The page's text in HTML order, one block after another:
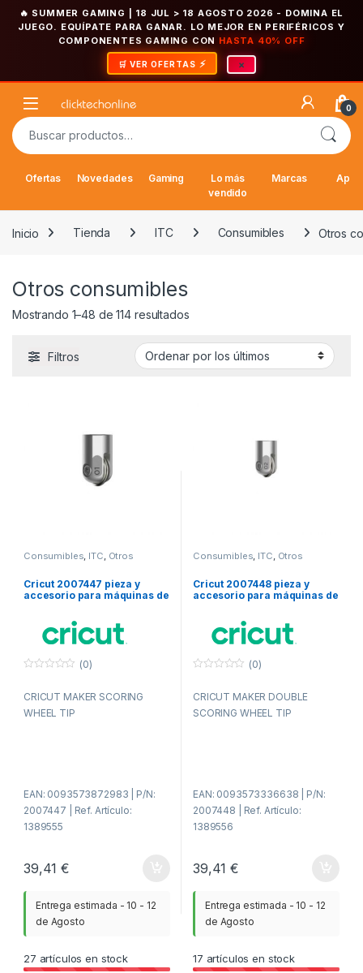
🔥 SUMMER GAMING | 18 JUL > 18 AGOSTO 2026 - DOMINA EL
JUEGO. EQUÍPATE PARA GANAR. LO MEJOR EN PERIFÉRICOS Y
COMPONENTES GAMING CON HASTA 40% OFF
🛒 VER OFERTAS ×
Open 0
Buscar por:
Ofertas Novedades Gaming
Lo más
vendido
Marcas
Inicio Tienda ITC Consumibles Otros
Otros consumibles
Mostrando 1–48 de 114 resultadosOrdenado por los últimos
Filtros
Consumibles ITC Otros
Cricut 2007447 pieza y
accesorio para máquinas de
de marcado
u
r
(0)
CRICUT MAKER SCORING
WHEEL TIP
EAN: 0093573872983 | P/N:
2007447 | Ref. Artículo:
1389555
39,41€
Entrega estimada - 10 - 12
de Agosto
27 artículos en stock
Consumibles ITC Otros
Cricut 2007448 pieza y
accesorio para máquinas de
de marcado
u
r
(0)
CRICUT MAKER DOUBLE
SCORING WHEEL TIP
EAN: 0093573336638 | P/N:
2007448 | Ref. Artículo:
1389556
39,41€
Entrega estimada - 10 - 12
de Agosto
17 artículos en stock